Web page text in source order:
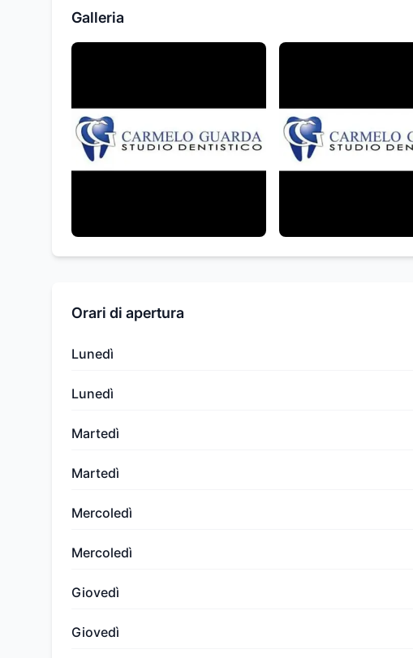
Galleria
Orari di apertura
Lunedì
Lunedì
Martedì
Martedì
Mercoledì
Mercoledì
Giovedì
Giovedì